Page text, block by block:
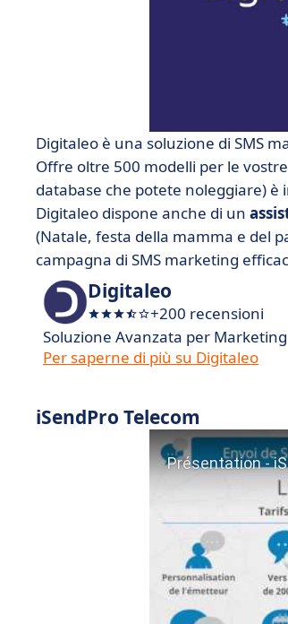
Digitaleo è una soluzione di SMS
Offre oltre 500 modelli per le
database che potete noleggiare)
Digitaleo dispone anche di un
(Natale, festa della mamma e del
campagna di SMS marketing
Digitaleo
+200 recensioni
Soluzione Avanzata per
Per saperne di più su Digitaleo
iSendPro Telecom